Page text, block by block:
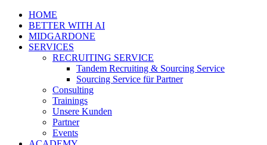
HOME
BETTER WITH AI
MIDGARDONE
SERVICES
RECRUITING SERVICE
Tandem Recruiting & Sourcing Service
Sourcing Service für Partner
Consulting
Trainings
Unsere Kunden
Partner
Events